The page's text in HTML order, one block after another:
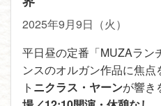
2025年9月9日（火）
平日昼の定番「MUZAラン
ンスのオルガン作品に焦
ト ニクラス・ヤーンが響き